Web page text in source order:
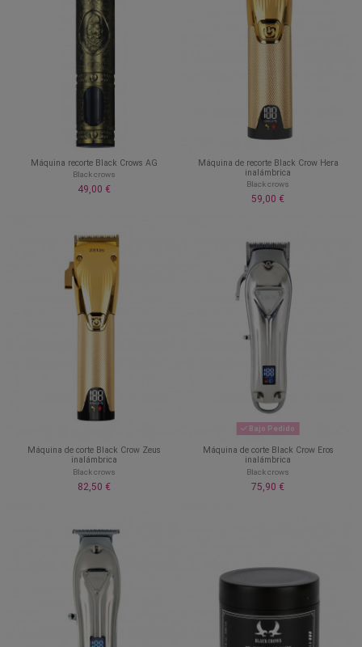
Máquina recorte Black Crows AG
Black crows
49,00 €
Máquina de recorte Black Crow Hera
inalámbrica
Black crows
59,00 €
Máquina de corte Black Crow Zeus
inalámbrica
Black crows
82,50 €
Bajo Pedido
Máquina de corte Black Crow Eros
inalámbrica
Black crows
75,90 €